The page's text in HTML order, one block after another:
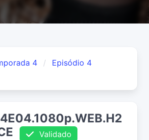
4
Episódio 4
Validado